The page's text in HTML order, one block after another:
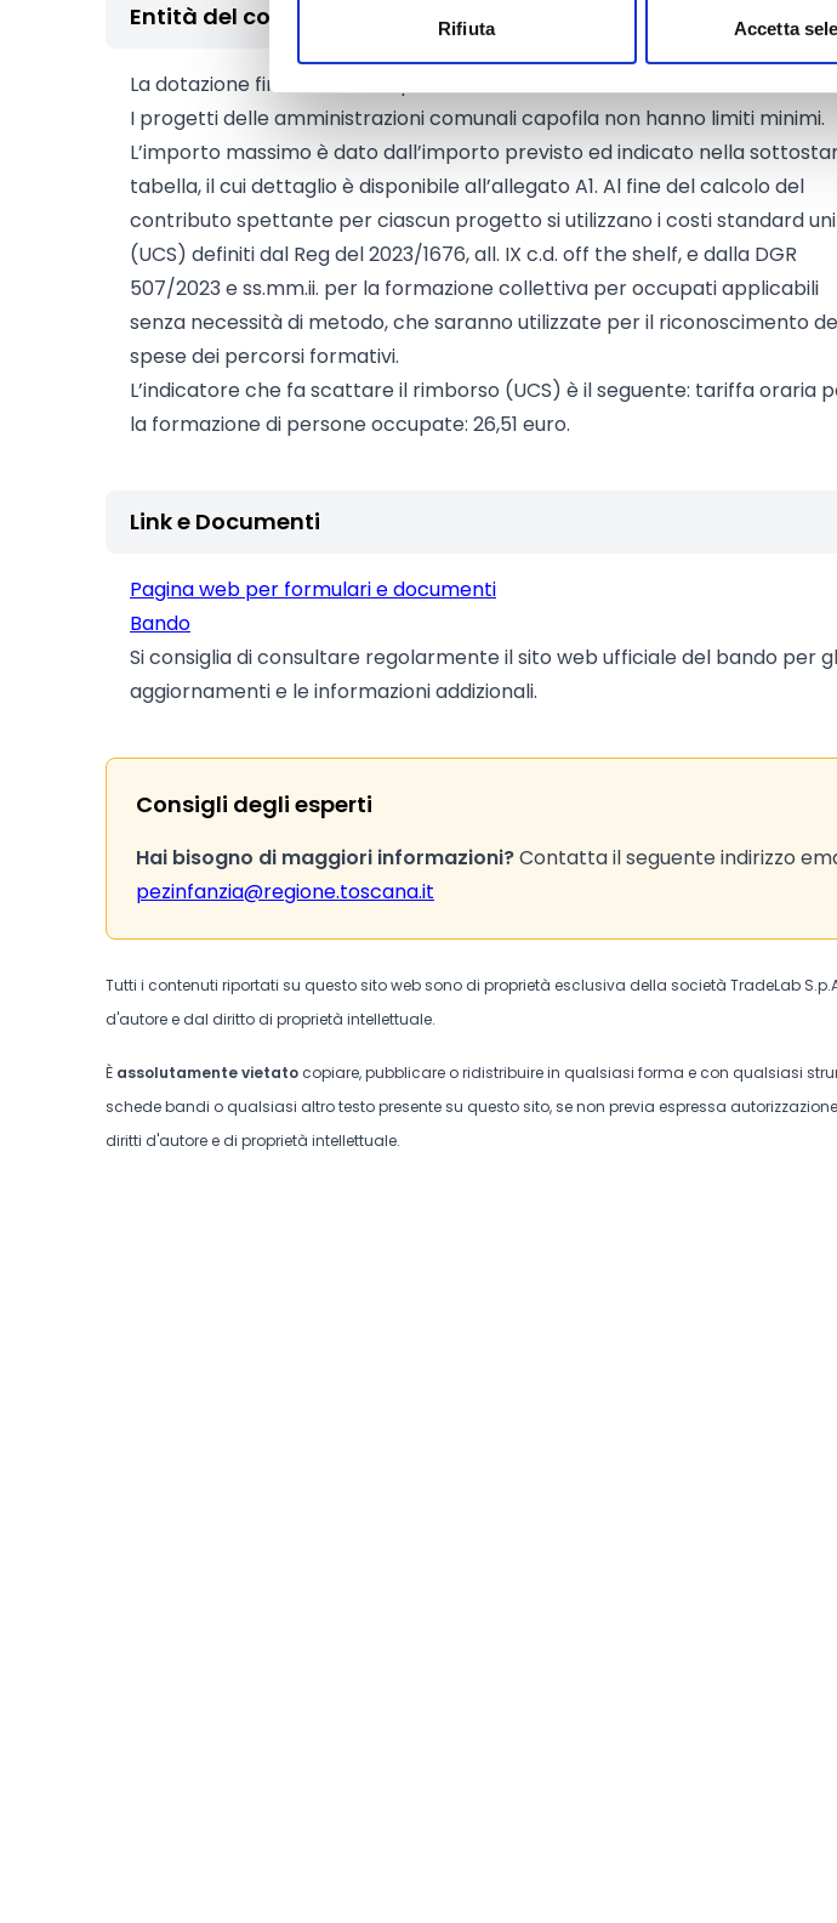
Rifiuta Accetta
Entità del contributo
La dotazione finanziaria complessiva ammonta a
I progetti delle amministrazioni comunali capofila non hanno limiti minimi.
L’importo massimo è dato dall’importo previsto ed indicato nella
tabella, il cui dettaglio è disponibile all’allegato A1. Al fine del calcolo del
contributo spettante per ciascun progetto si utilizzano i costi standard
(UCS) definiti dal Reg del 2023/1676, all. IX c.d. off the shelf, e dalla DGR
507/2023 e ss.mm.ii. per la formazione collettiva per occupati applicabili
senza necessità di metodo, che saranno utilizzate per il riconoscimento
spese dei percorsi formativi.
L’indicatore che fa scattare il rimborso (UCS) è il seguente: tariffa oraria
la formazione di persone occupate: 26,51 euro.
Link e Documenti
Pagina web per formulari e documenti
Bando
Si consiglia di consultare regolarmente il sito web ufficiale del bando per
aggiornamenti e le informazioni addizionali.
Consigli degli esperti
Hai bisogno di maggiori informazioni?Contatta il seguente indirizzo
pezinfanzia@regione.toscana.it
Tutti i contenuti riportati su questo sito web sono di proprietà esclusiva della società TradeLab
d'autore e dal diritto di proprietà intellettuale.
È assolutamente vietato copiare, pubblicare o ridistribuire in qualsiasi forma e con qualsiasi
schede bandi o qualsiasi altro testo presente su questo sito, se non previa espressa
diritti d'autore e di proprietà intellettuale.